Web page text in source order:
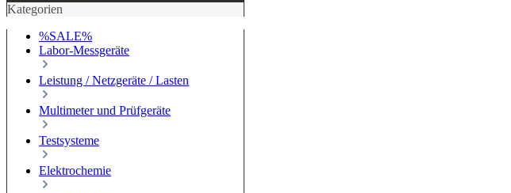
Kategorien
%SALE%
Labor-Messgeräte
Leistung / Netzgeräte / Lasten
Multimeter und Prüfgeräte
Testsysteme
Elektrochemie